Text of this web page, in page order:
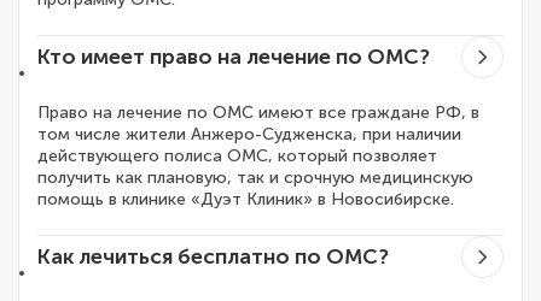
Кто имеет право на лечение по ОМС?
Право на лечение по ОМС имеют все граждане РФ, в
том числе жители Анжеро-Судженска, при наличии
действующего полиса ОМС, который позволяет
получить как плановую, так и срочную медицинскую
помощь в клинике «Дуэт Клиник» в Новосибирске.
Как лечиться бесплатно по ОМС?